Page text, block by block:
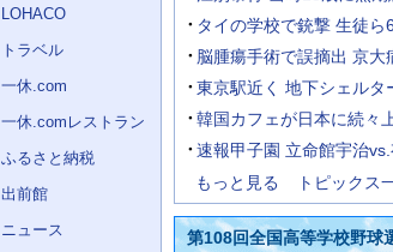
LOHACO
トラベル
一休.com
一休.comレストラン
ふるさと納税
出前館
ニュース
タイの学校で銃撃 生徒ら
脳腫瘍手術で誤摘出 京大
東京駅近く 地下シェルタ
韓国カフェが日本に続々
速報甲子園 立命館宇治vs.
もっと見る トピックス
第108回全国高等学校野球